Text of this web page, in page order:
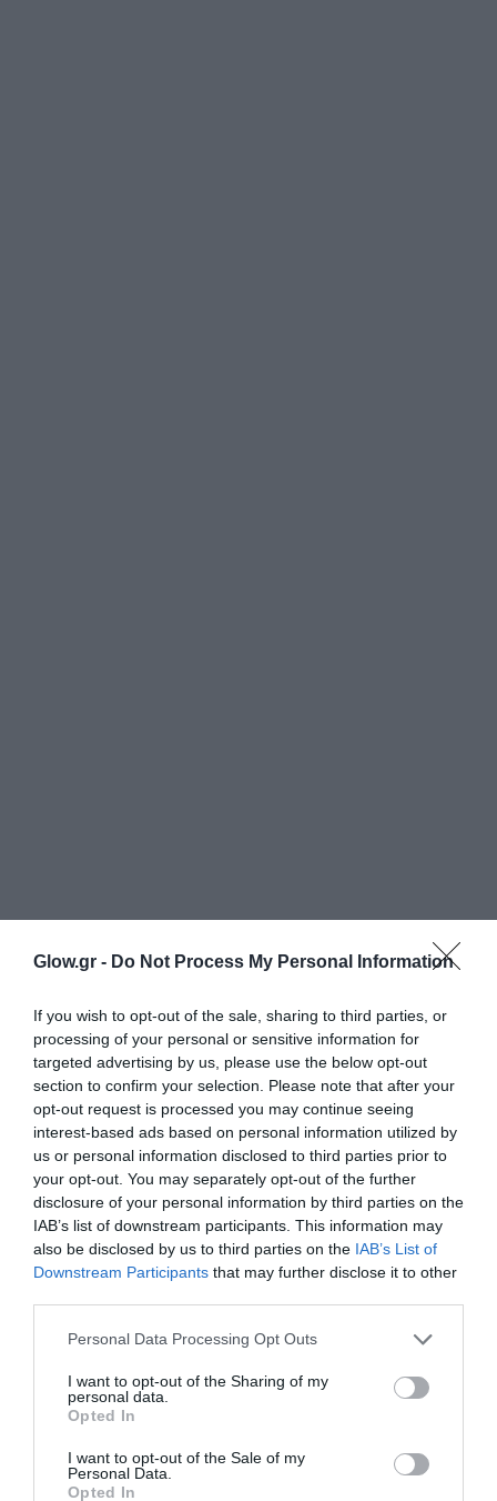
Glow.gr - Do Not Process My Personal Information
If you wish to opt-out of the sale, sharing to third parties, or
processing of your personal or sensitive information for
targeted advertising by us, please use the below opt-out
section to confirm your selection. Please note that after your
opt-out request is processed you may continue seeing
interest-based ads based on personal information utilized by
us or personal information disclosed to third parties prior to
your opt-out. You may separately opt-out of the further
disclosure of your personal information by third parties on the
IAB’s list of downstream participants. This information may
also be disclosed by us to third parties on the IAB’s List of
Downstream Participants that may further disclose it to other
Personal Data Processing Opt Outs
I want to opt-out of the Sharing of my
personal data.
Opted In
I want to opt-out of the Sale of my
Personal Data.
Opted In